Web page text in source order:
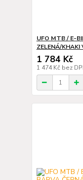
UFO MTB / E-
ZELENÁ/
1 784 Kč
1 474 Kč bez